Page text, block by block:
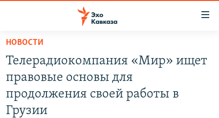
Вернуться
основному
содержанию
Вернутся
главной
ТБИЛИСИ
СУХУМИ
ЦХИНВАЛИ
НОВОСТИ
Телерадиокомпания «Мир» ищет
правовые основы для
продолжения своей работы в
Грузии